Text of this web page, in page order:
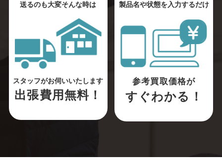
送るのも大変そんな時は
スタッフがお伺いいたします
出張費用無料！
製品名や状態を入力するだけ
参考買取価格が
すぐわかる！